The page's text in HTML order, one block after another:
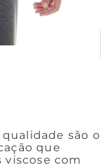
são o
que
com